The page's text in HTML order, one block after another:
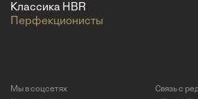
Классика HBR
Перфекционисты
Мы в соцсетях Связь с